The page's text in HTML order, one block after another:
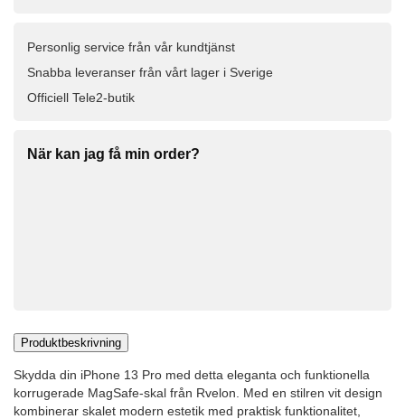
Personlig service från vår kundtjänst
Snabba leveranser från vårt lager i Sverige
Officiell Tele2-butik
När kan jag få min order?
Produktbeskrivning
Skydda din iPhone 13 Pro med detta eleganta och funktionella
korrugerade MagSafe-skal från Rvelon. Med en stilren vit design
kombinerar skalet modern estetik med praktisk funktionalitet,